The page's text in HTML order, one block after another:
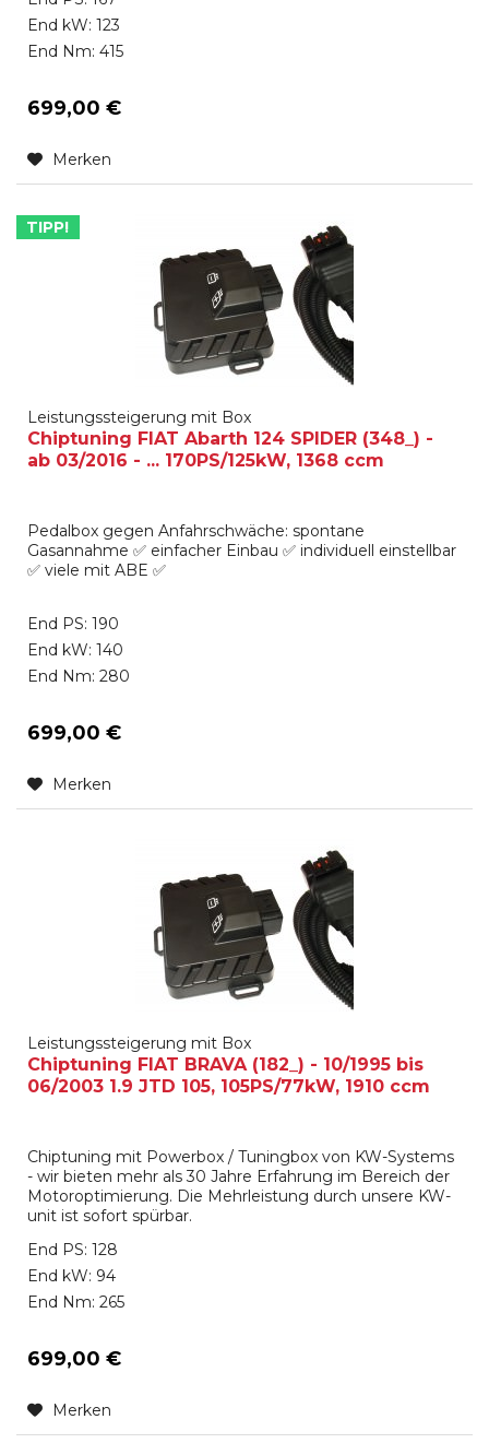
End kW: 123
End Nm: 415
699,00 €
Merken
TIPP!
Leistungssteigerung mit Box
Chiptuning FIAT Abarth 124 SPIDER (348_) -
ab 03/2016 - ... 170PS/125kW, 1368 ccm
Pedalbox gegen Anfahrschwäche: spontane
Gasannahme ✅ einfacher Einbau ✅ individuell einstellbar
✅ viele mit ABE ✅
End PS: 190
End kW: 140
End Nm: 280
699,00 €
Merken
Leistungssteigerung mit Box
Chiptuning FIAT BRAVA (182_) - 10/1995 bis
06/2003 1.9 JTD 105, 105PS/77kW, 1910 ccm
Chiptuning mit Powerbox / Tuningbox von KW-Systems
- wir bieten mehr als 30 Jahre Erfahrung im Bereich der
Motoroptimierung. Die Mehrleistung durch unsere KW-
unit ist sofort spürbar.
End PS: 128
End kW: 94
End Nm: 265
699,00 €
Merken